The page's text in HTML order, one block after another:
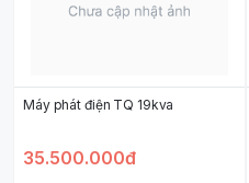
Máy phát điện TQ 19kva
35.500.000đ